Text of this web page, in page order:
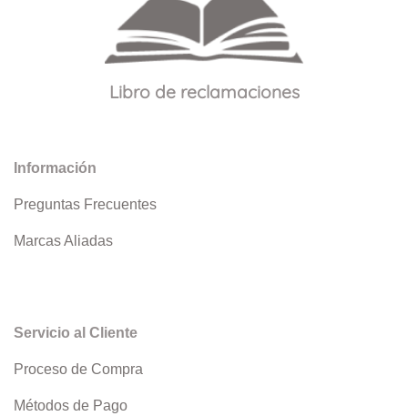
Libro de reclamaciones
Información
Preguntas Frecuentes
Marcas Aliadas
Servicio al Cliente
Proceso de Compra
Métodos de Pago